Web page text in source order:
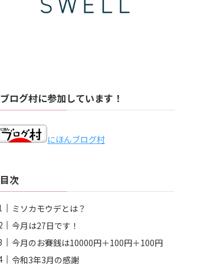
ブログ村に参加しています！
にほんブログ村
目次
ミソカモウデとは？
今月は27日です！
今月のお賽銭は10000円＋100円＋100円
令和3年3月の感謝